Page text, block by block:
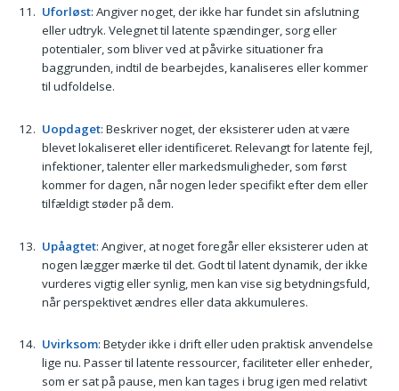
Uforløst: Angiver noget, der ikke har fundet sin afslutning
eller udtryk. Velegnet til latente spændinger, sorg eller
potentialer, som bliver ved at påvirke situationer fra
baggrunden, indtil de bearbejdes, kanaliseres eller kommer
til udfoldelse.
Uopdaget: Beskriver noget, der eksisterer uden at være
blevet lokaliseret eller identificeret. Relevangt for latente fejl,
infektioner, talenter eller markedsmuligheder, som først
kommer for dagen, når nogen leder specifikt efter dem eller
tilfældigt støder på dem.
Upåagtet: Angiver, at noget foregår eller eksisterer uden at
nogen lægger mærke til det. Godt til latent dynamik, der ikke
vurderes vigtig eller synlig, men kan vise sig betydningsfuld,
når perspektivet ændres eller data akkumuleres.
Uvirksom: Betyder ikke i drift eller uden praktisk anvendelse
lige nu. Passer til latente ressourcer, faciliteter eller enheder,
som er sat på pause, men kan tages i brug igen med relativt